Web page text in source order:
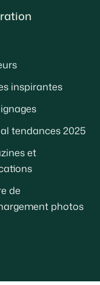
inspirantes
tendances 2025
et
de
photos